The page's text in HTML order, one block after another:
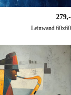
279,-
Leinwand 60x60